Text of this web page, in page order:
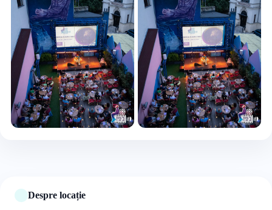
Despre locație